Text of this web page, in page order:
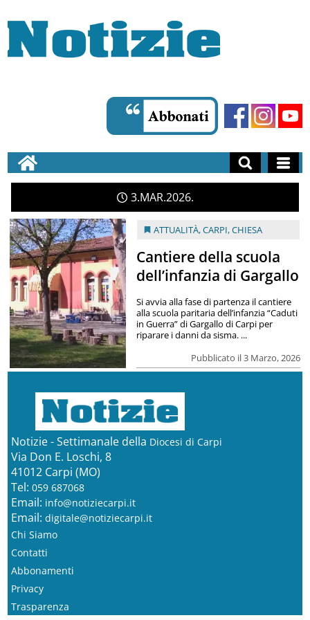
3 MAR 2026
ATTUALITÀ,CARPI,CHIESA
Cantiere della scuola
dell’infanzia di Gargallo
Pubblicato il 3 Marzo, 2026
Si avvia alla fase di partenza il cantiere
alla scuola paritaria dell’infanzia “Caduti
in Guerra” di Gargallo di Carpi per
riparare i danni da sisma. ...
Notizie - Settimanale della Diocesi di Carpi
Via Don E. Loschi, 8
41012 Carpi (MO)
Tel: 059 687068
Email: info@notiziecarpi.it
Email: digitale@notiziecarpi.it
Chi Siamo
Contatti
Abbonamenti
Privacy
Trasparenza